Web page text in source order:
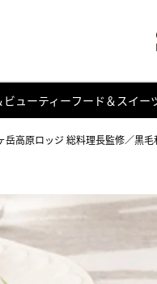
ビューティーフード＆スイー
岳高原ロッジ 総料理長監修／黒